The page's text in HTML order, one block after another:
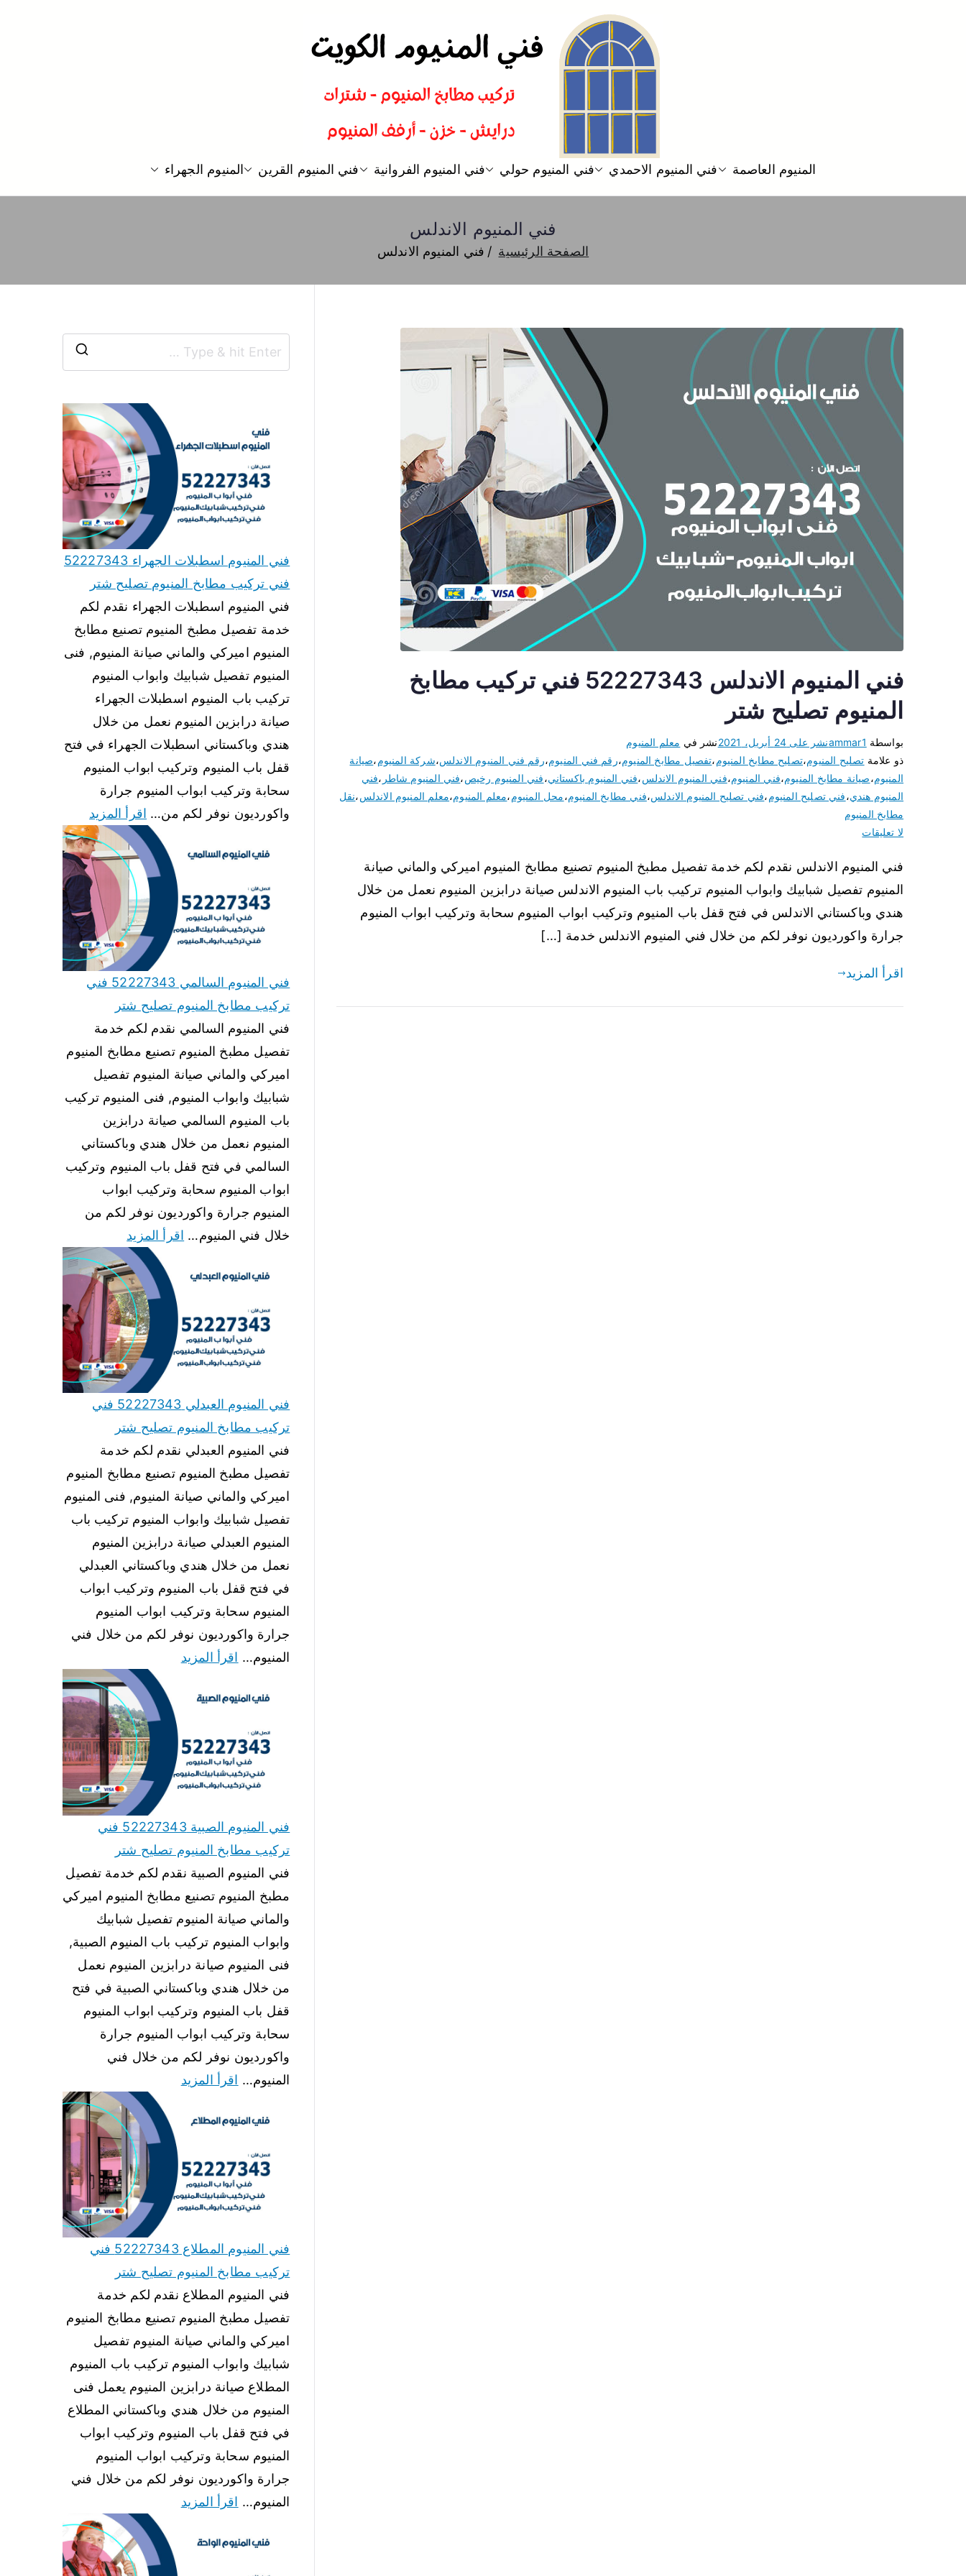
فني المنيوم
فني تركيب المنيوم الكويت المنيوم العاصمة فني المنيوم الاحمدي فني المنيوم حولي فني المنيوم الفروانية فني المنيوم القرين المنيوم الجهراء
فني المنيوم الاندلس
الصفحة الرئيسية فني المنيوم الاندلس
فني المنيوم الاندلس 52227343 فني تركيب مطابخ
المنيوم تصليح شتر
بواسطة ammar1نشر على 24 أبريل، 2021 نشر في معلم المنيوم
ذو علامة تصليح المنيوم،تصليح مطابخ المنيوم،تفصيل مطابخ المنيوم،رقم فني المنيوم،رقم فني المنيوم الاندلس،شركة المنيوم،صيانة
المنيوم،صيانة مطابخ المنيوم،فني المنيوم،فني المنيوم الاندلس،فني المنيوم باكستاني،فني المنيوم رخيص،فني المنيوم شاطر ،فني
المنيوم هندي،فني تصليح المنيوم،فني تصليح المنيوم الاندلس،فني مطابخ المنيوم،محل المنيوم،معلم المنيوم،معلم المنيوم الاندلس،نقل
مطابخ المنيوم
لا تعليقات
فني المنيوم الاندلس نقدم لكم خدمة تفصيل مطبخ المنيوم تصنيع مطابخ المنيوم اميركي والماني صيانة
المنيوم تفصيل شبابيك وابواب المنيوم تركيب باب المنيوم الاندلس صيانة درابزين المنيوم نعمل من خلال
هندي وباكستاني الاندلس في فتح قفل باب المنيوم وتركيب ابواب المنيوم سحابة وتركيب ابواب المنيوم
جرارة واكورديون نوفر لكم من خلال فني المنيوم الاندلس خدمة […]
اقرأ المزيد
فني المنيوم اسطبلات الجهراء 52227343
فني تركيب مطابخ المنيوم تصليح شتر
فني المنيوم اسطبلات الجهراء نقدم لكم
خدمة تفصيل مطبخ المنيوم تصنيع مطابخ
المنيوم اميركي والماني صيانة المنيوم, فنى
المنيوم تفصيل شبابيك وابواب المنيوم
تركيب باب المنيوم اسطبلات الجهراء
صيانة درابزين المنيوم نعمل من خلال
هندي وباكستاني اسطبلات الجهراء في فتح
قفل باب المنيوم وتركيب ابواب المنيوم
سحابة وتركيب ابواب المنيوم جرارة
واكورديون نوفر لكم من… اقرأ المزيد
فني المنيوم السالمي 52227343 فني
تركيب مطابخ المنيوم تصليح شتر
فني المنيوم السالمي نقدم لكم خدمة
تفصيل مطبخ المنيوم تصنيع مطابخ المنيوم
اميركي والماني صيانة المنيوم تفصيل
شبابيك وابواب المنيوم, فنى المنيوم تركيب
باب المنيوم السالمي صيانة درابزين
المنيوم نعمل من خلال هندي وباكستاني
السالمي في فتح قفل باب المنيوم وتركيب
ابواب المنيوم سحابة وتركيب ابواب
المنيوم جرارة واكورديون نوفر لكم من
خلال فني المنيوم… اقرأ المزيد
فني المنيوم العبدلي 52227343 فني
تركيب مطابخ المنيوم تصليح شتر
فني المنيوم العبدلي نقدم لكم خدمة
تفصيل مطبخ المنيوم تصنيع مطابخ المنيوم
اميركي والماني صيانة المنيوم, فنى المنيوم
تفصيل شبابيك وابواب المنيوم تركيب باب
المنيوم العبدلي صيانة درابزين المنيوم
نعمل من خلال هندي وباكستاني العبدلي
في فتح قفل باب المنيوم وتركيب ابواب
المنيوم سحابة وتركيب ابواب المنيوم
جرارة واكورديون نوفر لكم من خلال فني
المنيوم… اقرأ المزيد
فني المنيوم الصبية 52227343 فني
تركيب مطابخ المنيوم تصليح شتر
فني المنيوم الصبية نقدم لكم خدمة تفصيل
مطبخ المنيوم تصنيع مطابخ المنيوم اميركي
والماني صيانة المنيوم تفصيل شبابيك
وابواب المنيوم تركيب باب المنيوم الصبية,
فنى المنيوم صيانة درابزين المنيوم نعمل
من خلال هندي وباكستاني الصبية في فتح
قفل باب المنيوم وتركيب ابواب المنيوم
سحابة وتركيب ابواب المنيوم جرارة
واكورديون نوفر لكم من خلال فني
المنيوم… اقرأ المزيد
فني المنيوم المطلاع 52227343 فني
تركيب مطابخ المنيوم تصليح شتر
فني المنيوم المطلاع نقدم لكم خدمة
تفصيل مطبخ المنيوم تصنيع مطابخ المنيوم
اميركي والماني صيانة المنيوم تفصيل
شبابيك وابواب المنيوم تركيب باب المنيوم
المطلاع صيانة درابزين المنيوم يعمل فنى
المنيوم من خلال هندي وباكستاني المطلاع
في فتح قفل باب المنيوم وتركيب ابواب
المنيوم سحابة وتركيب ابواب المنيوم
جرارة واكورديون نوفر لكم من خلال فني
المنيوم… اقرأ المزيد